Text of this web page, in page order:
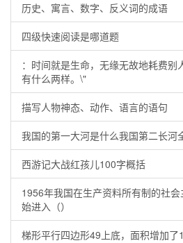
历史、寓言、数字、反义词的成语
四级快速阅读是哪道题
：时间就是生命，无缘无故地耗费别
有什么两样。\"
描写人物神态、动作、语言的语句
我国的第一大河是什么我国第二长河
西游记大战红孩儿100字概括
1956年我国在生产资料所有制的社
始进入（）
梯形平行四边形49上底，面积增加了